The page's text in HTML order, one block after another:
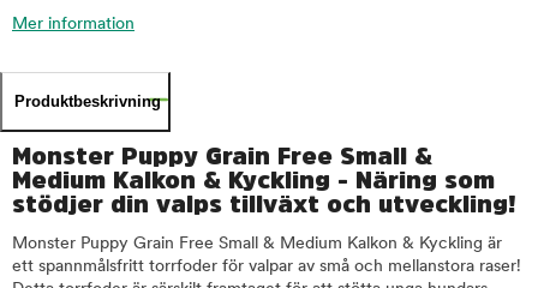
Mer information
Produktbeskrivning
Monster Puppy Grain Free Small &
Medium Kalkon & Kyckling - Näring som
stödjer din valps tillväxt och utveckling!
Monster Puppy Grain Free Small & Medium Kalkon & Kyckling är
ett spannmålsfritt torrfoder för valpar av små och mellanstora raser!